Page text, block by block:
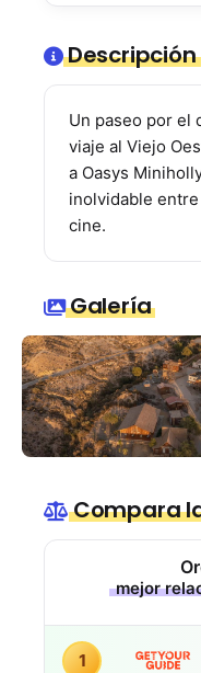
Descripción
Un paseo por el
viaje al Viejo
a Oasys
inolvidable
cine.
Galería
Compara
mejor
1